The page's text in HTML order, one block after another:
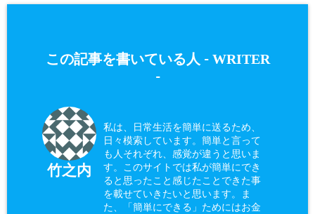
この記事を書いている人 - WRITER
-
竹之内
私は、日常生活を簡単に送るため、
日々模索しています。簡単と言って
も人それぞれ、感覚が違うと思いま
す。このサイトでは私が簡単にでき
ると思ったこと感じたことできた事
を載せていきたいと思います。ま
た、「簡単にできる」ためにはお金